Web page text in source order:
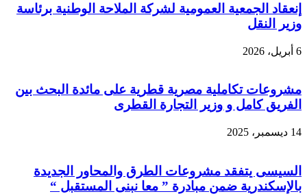
إنعقاد الجمعية العمومية لشركة الملاحة الوطنية برئاسة
وزير النقل
6 أبريل، 2026
مشروعات تكاملية مصرية قطرية على مائدة البحث بين
الفريق كامل و وزير التجارة القطرى
14 ديسمبر، 2025
السيسى يتفقد مشروعات الطرق والمحاور الجديدة
بالإسكندرية ضمن مبادرة ” معا نبنى المستقبل “